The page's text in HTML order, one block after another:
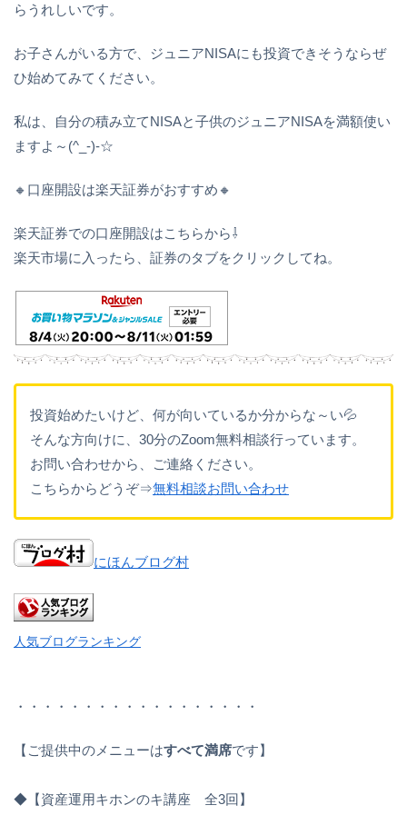
らうれしいです。
お子さんがいる方で、ジュニアNISAにも投資できそうならぜ
ひ始めてみてください。
私は、自分の積み立てNISAと子供のジュニアNISAを満額使い
ますよ～(^_-)-☆
🔸口座開設は楽天証券がおすすめ🔸
楽天証券での口座開設はこちらから⇩
楽天市場に入ったら、証券のタブをクリックしてね。
投資始めたいけど、何が向いているか分からな～い💦
そんな方向けに、30分のZoom無料相談行っています。
お問い合わせから、ご連絡ください。
こちらからどうぞ⇒無料相談お問い合わせ
にほんブログ村
人気ブログランキング
・・・・・・・・・・・・・・・・・・
【ご提供中のメニューはすべて満席です】
◆【資産運用キホンのキ講座 全3回】